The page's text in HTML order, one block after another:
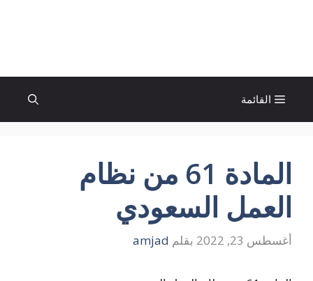
القائمة
المادة 61 من نظام
العمل السعودي
أغسطس 23, 2022 بقلم amjad